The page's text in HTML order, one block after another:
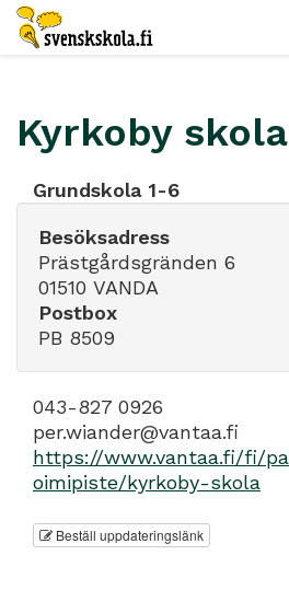
Kyrkoby skola
Grundskola 1-6
Besöksadress
Prästgårdsgränden 6
01510 VANDA
Postbox
PB 8509
043-827 0926
per.wiander@vantaa.fi
https://www.vantaa.fi/fi/
oimipiste/kyrkoby-skola
Beställ uppdateringslänk